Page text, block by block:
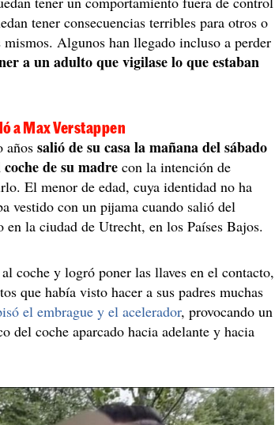
tener consecuencias terribles para otros o
Algunos han llegado incluso a perder
a un adulto que vigilase lo que estaban
a Max Verstappen
añossalió de su casa la mañana del sábado
de su madre con la intención de
El menor de edad, cuya identidad no ha
vestido con un pijama cuando salió del
la ciudad de Utrecht, en los Países Bajos.
coche y logró poner las llaves en el contacto,
que había visto hacer a sus padres muchas
el embrague y el acelerador, provocando un
del coche aparcado hacia adelante y hacia